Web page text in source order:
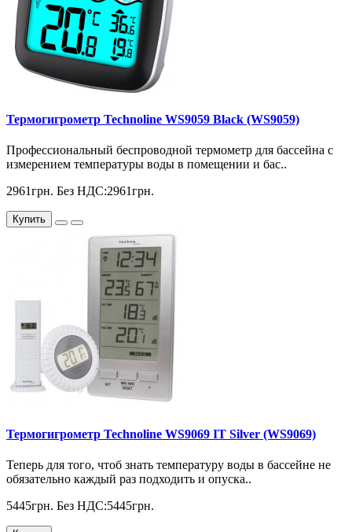
Термогигрометр Technoline WS9059 Black (WS9059)
Профессиональный беспроводной термометр для бассейна с
измерением температуры воды в помещении и бас..
2961грн. Без НДС:2961грн.
Купить
Термогигрометр Technoline WS9069 IT Silver (WS9069)
Теперь для того, чтоб знать температуру воды в бассейне не
обязательно каждый раз подходить и опуска..
5445грн. Без НДС:5445грн.